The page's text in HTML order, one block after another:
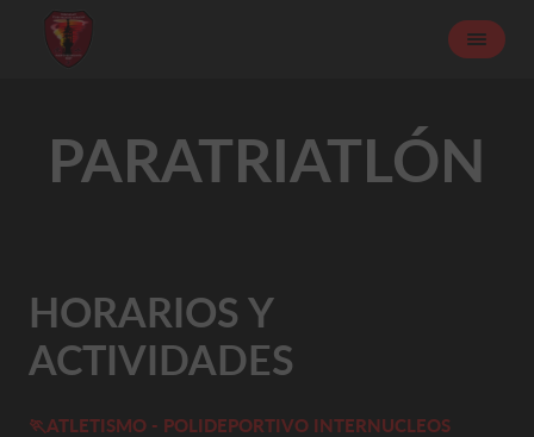
PARATRIATLÓN
HORARIOS Y
ACTIVIDADES
🏃ATLETISMO - POLIDEPORTIVO INTERNUCLEOS